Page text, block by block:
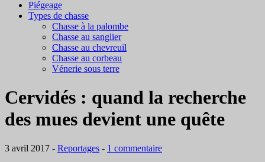
Piégeage
Types de chasse
Chasse à la palombe
Chasse au sanglier
Chasse au chevreuil
Chasse au corbeau
Vénerie sous terre
Cervidés : quand la recherche
des mues devient une quête
3 avril 2017 - Reportages - 1 commentaire